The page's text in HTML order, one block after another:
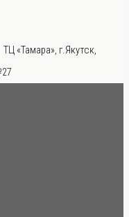
ТЦ «Тамара», г.Якутск,